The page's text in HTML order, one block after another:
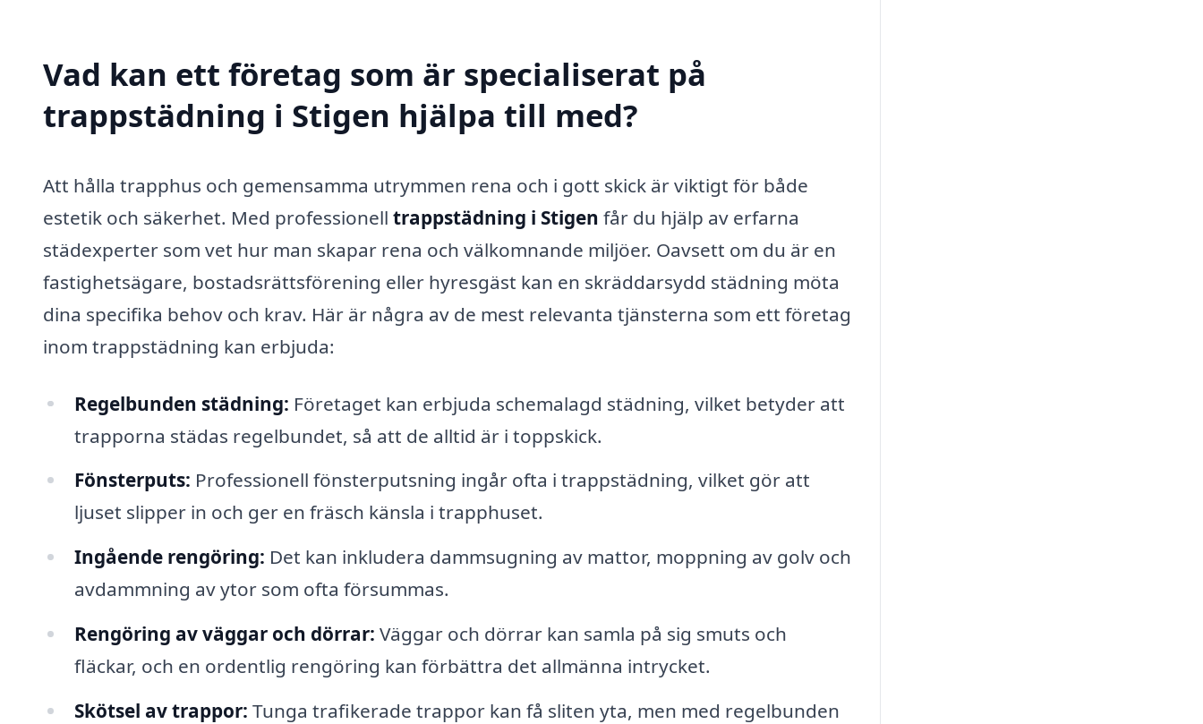
Vad kan ett företag som är specialiserat på
trappstädning i Stigen hjälpa till med?
Att hålla trapphus och gemensamma utrymmen rena och i gott skick är viktigt för både
estetik och säkerhet. Med professionell trappstädning i Stigen får du hjälp av erfarna
städexperter som vet hur man skapar rena och välkomnande miljöer. Oavsett om du är en
fastighetsägare, bostadsrättsförening eller hyresgäst kan en skräddarsydd städning möta
dina specifika behov och krav. Här är några av de mest relevanta tjänsterna som ett företag
inom trappstädning kan erbjuda:
Regelbunden städning: Företaget kan erbjuda schemalagd städning, vilket betyder att
trapporna städas regelbundet, så att de alltid är i toppskick.
Fönsterputs: Professionell fönsterputsning ingår ofta i trappstädning, vilket gör att
ljuset slipper in och ger en fräsch känsla i trapphuset.
Ingående rengöring: Det kan inkludera dammsugning av mattor, moppning av golv och
avdammning av ytor som ofta försummas.
Rengöring av väggar och dörrar: Väggar och dörrar kan samla på sig smuts och
fläckar, och en ordentlig rengöring kan förbättra det allmänna intrycket.
Skötsel av trappor: Tunga trafikerade trappor kan få sliten yta, men med regelbunden